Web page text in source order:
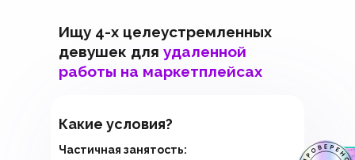
Ищу 4-х целеустремленных
девушек для удаленной
работы на маркетплейсах
Какие условия?
Частичная занятость: